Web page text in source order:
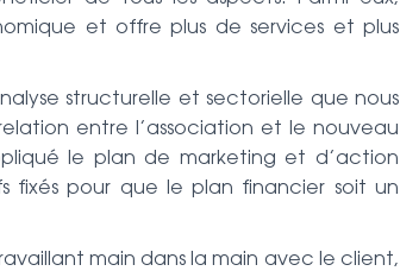
et offre plus de services et plus
structurelle et sectorielle que nous
entre l’association et le nouveau
le plan de marketing et d’action
fixés pour que le plan financier soit un
main dans la main avec le client,